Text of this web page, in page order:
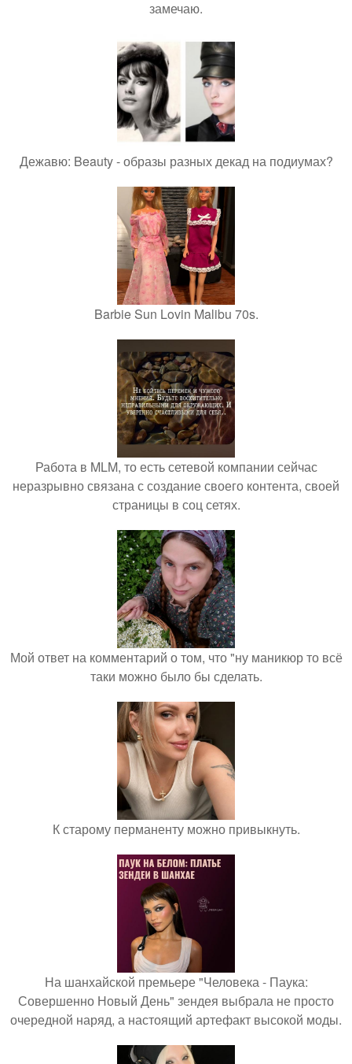
замечаю.
Дежавю: Beauty - образы разных декад на подиумах?
Barbie Sun Lovin Malibu 70s.
Работа в MLM, то есть сетевой компании сейчас
неразрывно связана с создание своего контента, своей
страницы в соц сетях.
Мой ответ на комментарий о том, что "ну маникюр то всё
таки можно было бы сделать.
К старому перманенту можно привыкнуть.
На шанхайской премьере "Человека - Паука:
Совершенно Новый День" зендея выбрала не просто
очередной наряд, а настоящий артефакт высокой моды.